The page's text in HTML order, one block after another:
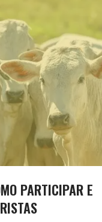
PARTICIPAR E